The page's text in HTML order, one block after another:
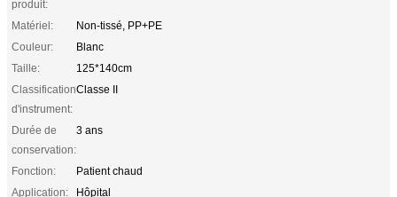
produit:
Matériel:
Non-tissé, PP+PE
Couleur:
Blanc
Taille:
125*140cm
Classification
d'instrument:
Classe II
Durée de
conservation:
3 ans
Fonction:
Patient chaud
Application:
Hôpital